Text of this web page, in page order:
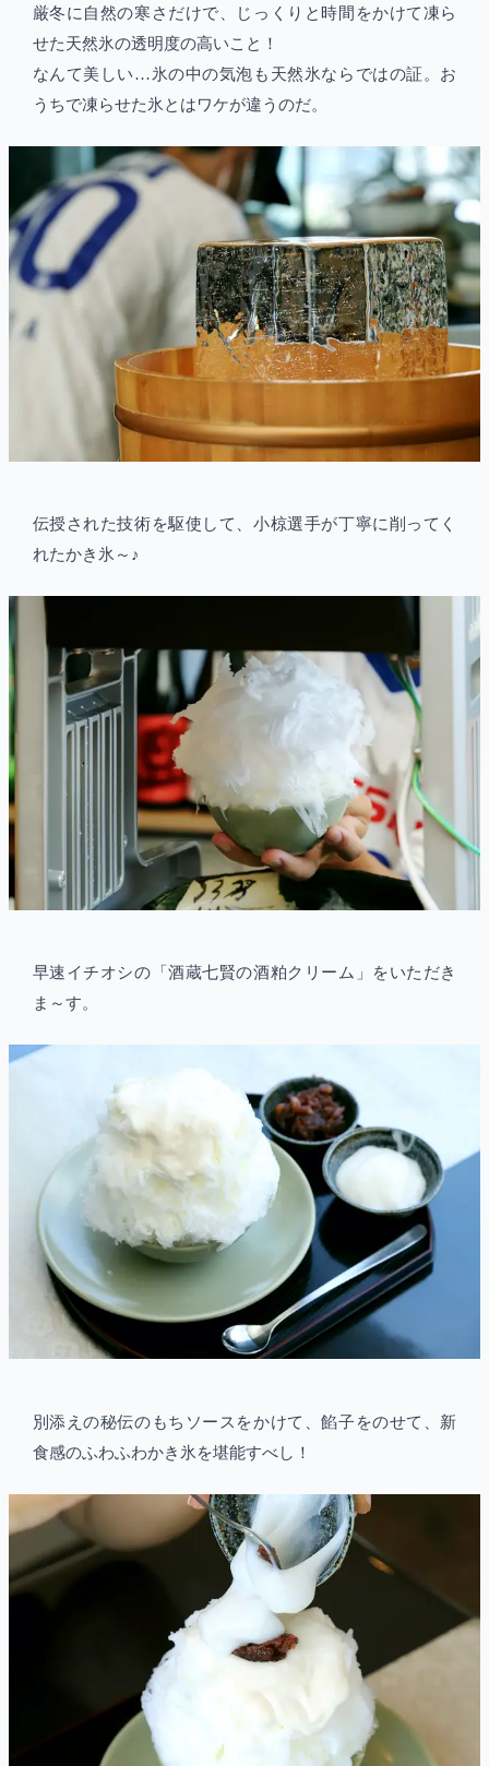
厳冬に自然の寒さだけで、じっくりと時間をかけて凍ら
せた天然氷の透明度の高いこと！
なんて美しい…氷の中の気泡も天然氷ならではの証。お
うちで凍らせた氷とはワケが違うのだ。
伝授された技術を駆使して、小椋選手が丁寧に削ってく
れたかき氷～♪
早速イチオシの「酒蔵七賢の酒粕クリーム」をいただき
ま～す。
別添えの秘伝のもちソースをかけて、餡子をのせて、新
食感のふわふわかき氷を堪能すべし！